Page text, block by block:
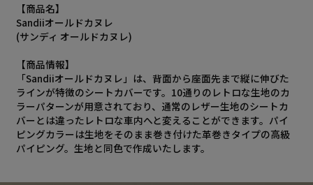
【商品名】
Sandiiオールドカヌレ
(サンディ オールドカヌレ)
【商品情報】
「Sandiiオールドカヌレ」は、背面から座面先まで縦に伸びた
ラインが特徴のシートカバーです。10通りのレトロな生地のカ
ラーパターンが用意されており、通常のレザー生地のシートカ
バーとは違ったレトロな車内へと変えることができます。パイ
ピングカラーは生地をそのまま巻き付けた革巻きタイプの高級
パイピング。生地と同色で作成いたします。